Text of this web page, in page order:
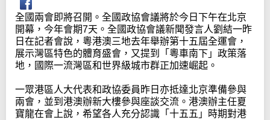
全國兩會即將召開。全國政協會議將於今日下午在北京
開幕，今年會期7天。全國政協會議新聞發言人劉結一昨
日在記者會說，粵港澳三地去年舉辦第十五屆全運會，
展示灣區特色的體育盛會，又提到「粵車南下」政策落
地，國際一流灣區和世界級城市群正加速崛起。
一眾港區人大代表和政協委員昨日亦抵達北京準備參與
兩會，並到港澳辦新大樓參與座談交流。港澳辦主任夏
寶龍在會上說，希望各人充分認識「十五五」時期對港